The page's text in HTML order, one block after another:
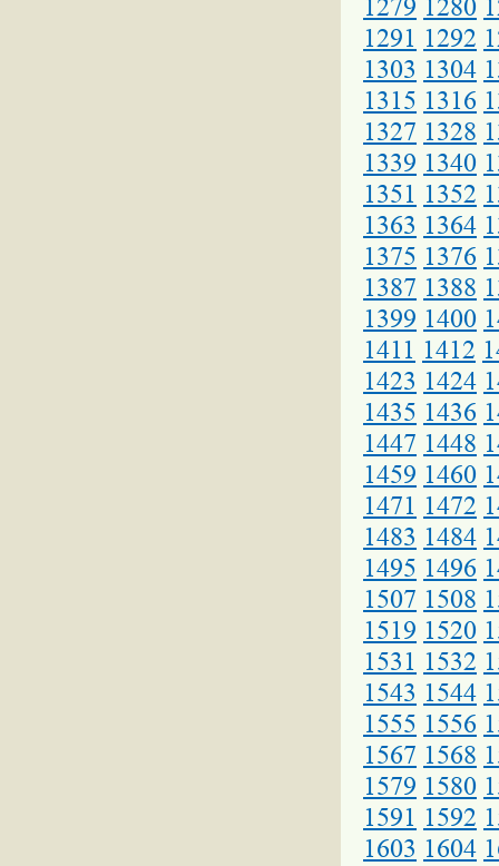
1279 1280
1291 1292
1303 1304
1315 1316
1327 1328
1339 1340
1351 1352
1363 1364
1375 1376
1387 1388
1399 1400
1411 1412
1423 1424
1435 1436
1447 1448
1459 1460
1471 1472
1483 1484
1495 1496
1507 1508
1519 1520
1531 1532
1543 1544
1555 1556
1567 1568
1579 1580
1591 1592
1603 1604